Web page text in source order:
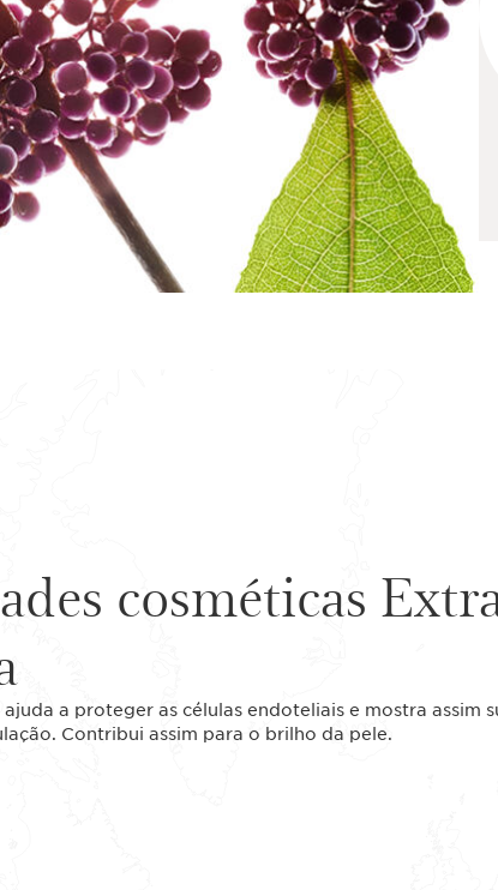
cosméticas
a proteger as células endoteliais e mostra assim
Contribui assim para o brilho da pele.